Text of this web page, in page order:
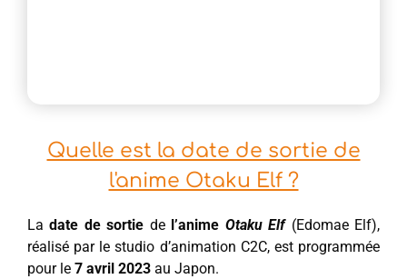
Quelle est la date de sortie de
l'anime Otaku Elf ?
Ladate de sortie de l’anime Otaku Elf(Edomae Elf),
réalisé par le studio d’animation C2C, est programmée
pour le 7 avril 2023 au Japon.